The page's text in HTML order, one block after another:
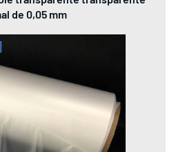
de 0,05 mm